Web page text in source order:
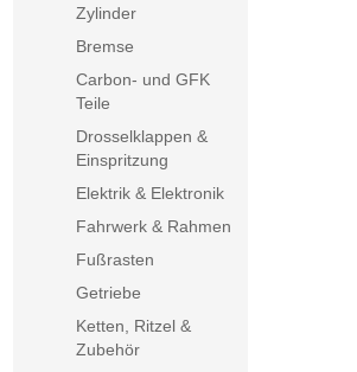
Zylinder
Bremse
Carbon- und GFK
Teile
Drosselklappen &
Einspritzung
Elektrik & Elektronik
Fahrwerk & Rahmen
Fußrasten
Getriebe
Ketten, Ritzel &
Zubehör